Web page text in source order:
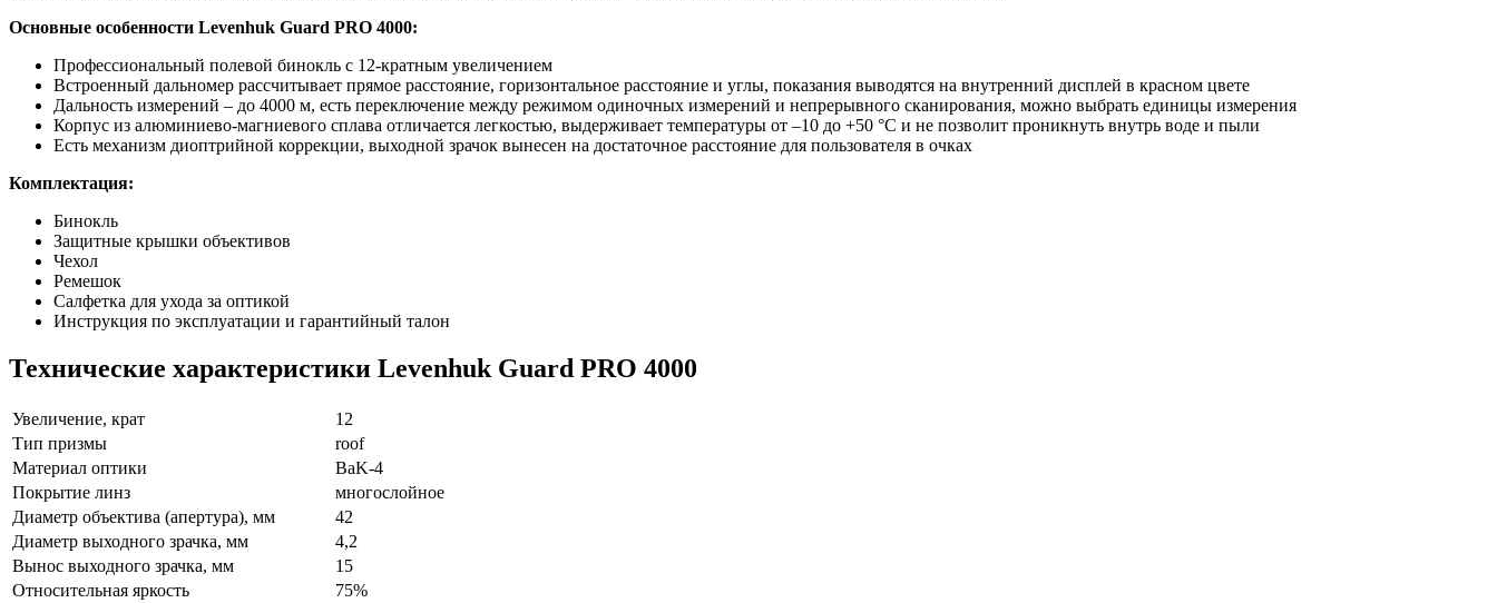
Основные особенности Levenhuk Guard PRO 4000:
Профессиональный полевой бинокль с 12-кратным увеличением
Встроенный дальномер рассчитывает прямое расстояние, горизонтальное расстояние и углы, показания выводятся на внутренний дисплей в красном цвете
Дальность измерений – до 4000 м, есть переключение между режимом одиночных измерений и непрерывного сканирования, можно выбрать единицы измерения
Корпус из алюминиево-магниевого сплава отличается легкостью, выдерживает температуры от –10 до +50 °С и не позволит проникнуть внутрь воде и пыли
Есть механизм диоптрийной коррекции, выходной зрачок вынесен на достаточное расстояние для пользователя в очках
Комплектация:
Бинокль
Защитные крышки объективов
Чехол
Ремешок
Салфетка для ухода за оптикой
Инструкция по эксплуатации и гарантийный талон
Технические характеристики Levenhuk Guard PRO 4000
Увеличение, крат
12
Тип призмы
roof
Материал оптики
BaK-4
Покрытие линз
многослойное
Диаметр объектива (апертура), мм
42
Диаметр выходного зрачка, мм
4,2
Вынос выходного зрачка, мм
15
Относительная яркость
75%